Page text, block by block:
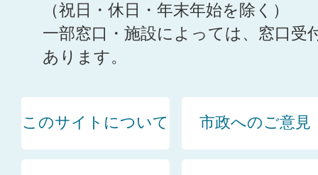
（祝日・休日・年末年始を除く）
一部窓口・施設によっては、窓口受
あります。
このサイトについて 市政へのご意見